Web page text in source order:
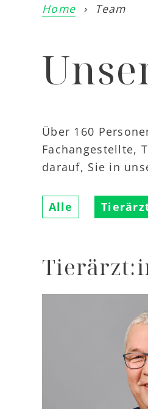
Home › Team
Über 160
Fachangestellte,
darauf, Sie in
Alle